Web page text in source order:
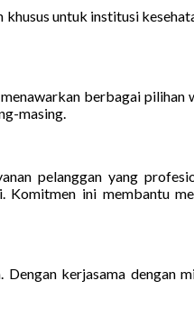
untuk institusi
berbagai pilihan
masing.
pelanggan yang
ini membantu
Dengan kerjasama